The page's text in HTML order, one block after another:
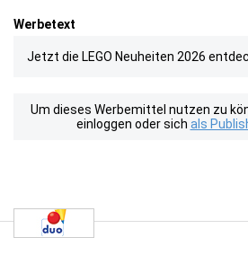
Werbetext
Jetzt die LEGO Neuheiten 2026
Um dieses Werbemittel nutzen zu
einloggen oder sich als